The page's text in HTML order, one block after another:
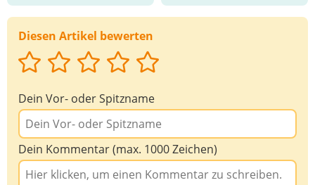
Diesen Artikel bewerten
Dein Vor- oder Spitzname
Dein Kommentar (max. 1000 Zeichen)